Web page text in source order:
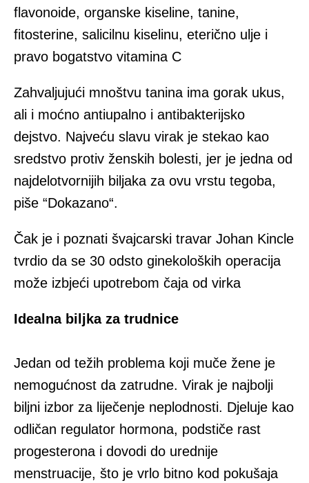
flavonoide, organske kiseline, tanine,
fitosterine, salicilnu kiselinu, eterično ulje i
pravo bogatstvo vitamina C
Zahvaljujući mnoštvu tanina ima gorak ukus,
ali i moćno antiupalno i antibakterijsko
dejstvo. Najveću slavu virak je stekao kao
sredstvo protiv ženskih bolesti, jer je jedna od
najdelotvornijih biljaka za ovu vrstu tegoba,
piše “Dokazano“.
Čak je i poznati švajcarski travar Johan Kincle
tvrdio da se 30 odsto ginekoloških operacija
može izbjeći upotrebom čaja od virka
Idealna biljka za trudnice
Jedan od težih problema koji muče žene je
nemogućnost da zatrudne. Virak je najbolji
biljni izbor za liječenje neplodnosti. Djeluje kao
odličan regulator hormona, podstiče rast
progesterona i dovodi do urednije
menstruacije, što je vrlo bitno kod pokušaja